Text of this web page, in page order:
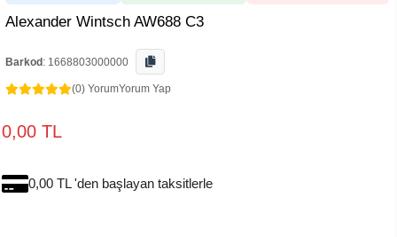
Alexander Wintsch AW688 C3
Barkod : 1668803000000
(0) YorumYorum Yap
0,00 TL
0,00 TL 'den başlayan taksitlerle